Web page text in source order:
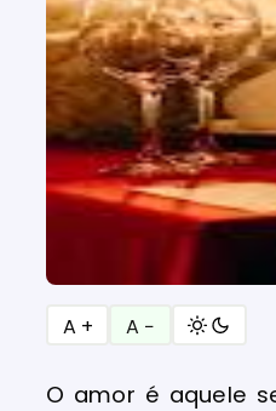
A + A −
O amor é aquele